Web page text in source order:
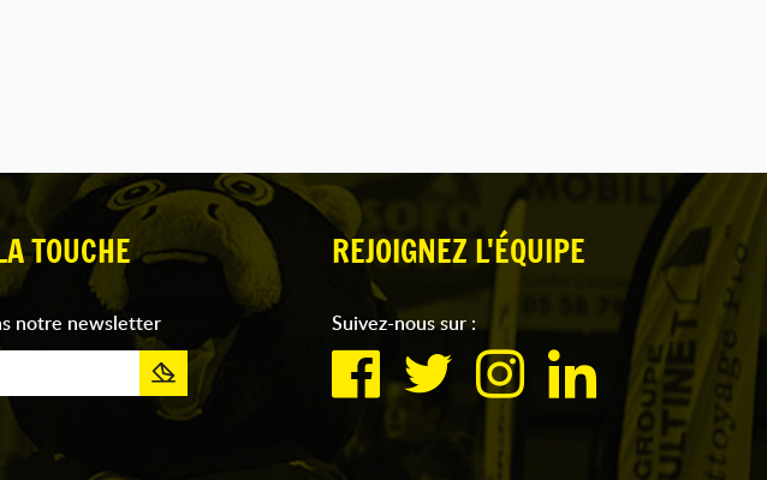
TOUCHE
notre newsletter
REJOIGNEZ L'ÉQUIPE
Suivez-nous sur :